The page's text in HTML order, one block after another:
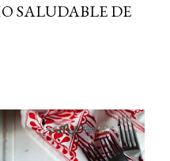
SALUDABLE DE